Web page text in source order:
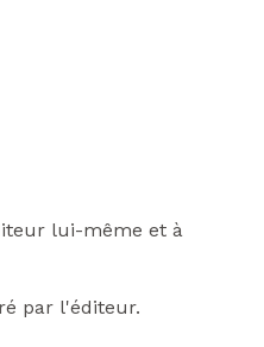
lui-même et à
par l'éditeur.